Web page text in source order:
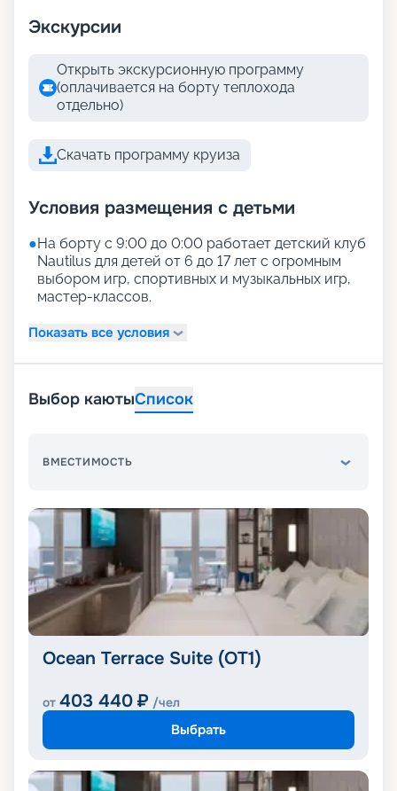
Экскурсии
Открыть экскурсионную программу
(оплачивается на борту теплохода
отдельно)
Скачать программу круиза
Условия размещения с детьми
●На борту с 9:00 до 0:00 работает детский клуб
Nautilus для детей от 6 до 17 лет с огромным
выбором игр, спортивных и музыкальных игр,
мастер-классов.
Показать все условия
Выбор каютыСписок
ВМЕСТИМОСТЬ
Ocean Terrace Suite (OT1)
от 403 440 ₽ /чел
Выбрать